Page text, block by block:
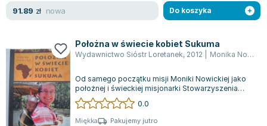
Ajahn Brahm
Jacek Walkiewicz
91.89 zł nowa Do koszyka
Położna w świecie kobiet Sukuma
Wydawnictwo Sióstr Loretanek, 2012 Monika Nowicka
Od samego początku misji Moniki Nowickiej jako
położnej i świeckiej misjonarki Stowarzyszenia
Misji Afrykańskich (SMA) w Tanzanii,...
0.0
Miękka
Pakujemy jutro